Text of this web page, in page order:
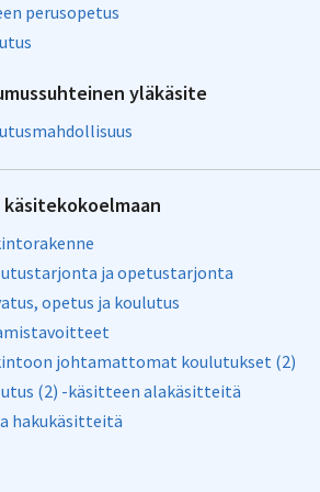
perusopetus
yläkäsite
käsitekokoelmaan
ja opetustarjonta
opetus ja koulutus
johtamattomat koulutukset (2)
(2) -käsitteen alakäsitteitä
hakukäsitteitä